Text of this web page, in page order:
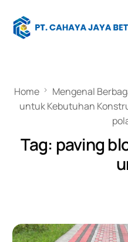
Home
Mengenal
untuk Kebutuhan
Tag: paving